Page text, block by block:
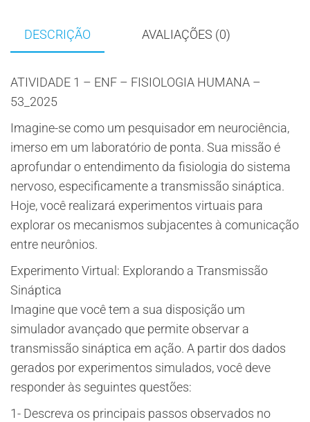
DESCRIÇÃO AVALIAÇÕES (0)
ATIVIDADE 1 – ENF – FISIOLOGIA HUMANA –
53_2025
Imagine-se como um pesquisador em neurociência,
imerso em um laboratório de ponta. Sua missão é
aprofundar o entendimento da fisiologia do sistema
nervoso, especificamente a transmissão sináptica.
Hoje, você realizará experimentos virtuais para
explorar os mecanismos subjacentes à comunicação
entre neurônios.
Experimento Virtual: Explorando a Transmissão
Sináptica
Imagine que você tem a sua disposição um
simulador avançado que permite observar a
transmissão sináptica em ação. A partir dos dados
gerados por experimentos simulados, você deve
responder às seguintes questões:
1- Descreva os principais passos observados no